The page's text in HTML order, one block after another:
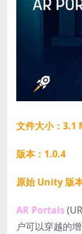
文件大小：3.1
版本：1.0.4
原始 Unity 版
AR Portals
户可以穿越的